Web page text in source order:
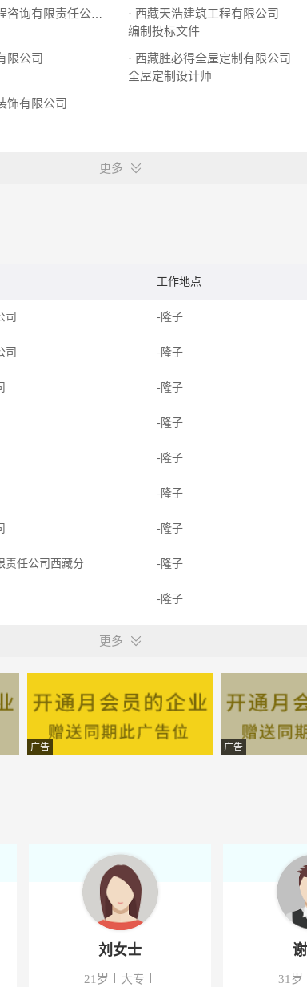
· 成都市蜀鑫建设工程咨询有限责任公司西藏分
· 西藏天浩建筑工程有限公司
编制投标文件
限公司
· 西藏胜必得全屋定制有限公司
全屋定制设计师
饰有限公司
更多
工作地点
司 -隆子
司 -隆子
-隆子
-隆子
-隆子
-隆子
-隆子
责任公司西藏分 -隆子
-隆子
-隆子
-隆子
更多
广告 广告
刘女士
21岁 大专 31岁